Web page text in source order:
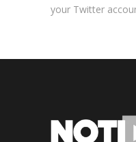
your Twitter